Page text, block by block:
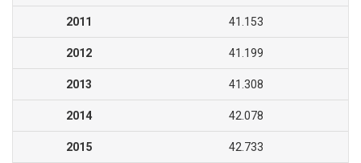
2011 41.153
2012 41.199
2013 41.308
2014 42.078
2015 42.733